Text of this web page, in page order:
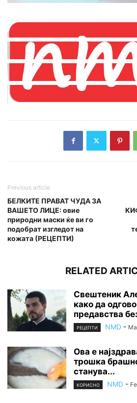
Previous article
БЕЛКИТЕ ПРАВАТ ЧУДA ЗА
ВАШЕТО ЛИЦЕ: овие
природни маски ќе ви го
подобрат изгледот на
кожата (РЕЦЕПТИ)
RELATED
Свештеник
како да
предавства
РЕЦЕПТИ NMD -
Ова е
трошка
станува...
КОРИСНО NMD -